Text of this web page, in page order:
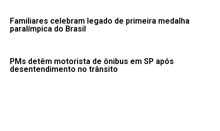
Familiares celebram legado de primeira medalha
paralímpica do Brasil
PMs detêm motorista de ônibus em SP após
desentendimento no trânsito